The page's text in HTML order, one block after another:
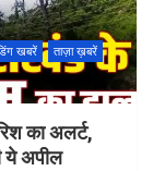
खबरें
ताज़ा ख़बरें
का अलर्ट,
ये अपील